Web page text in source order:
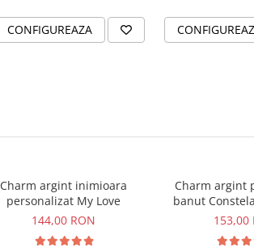
CONFIGUREAZA
Charm argint inimioara
personalizat My Love
144,00 RON
Charm argint
banut
153,00